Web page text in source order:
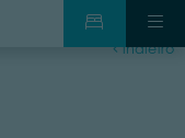
indietro